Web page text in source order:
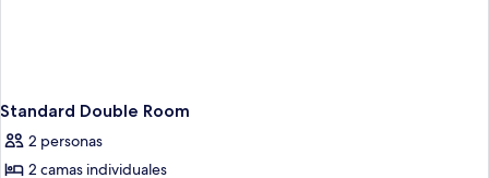
Standard Double Room
2 personas
2 camas individuales